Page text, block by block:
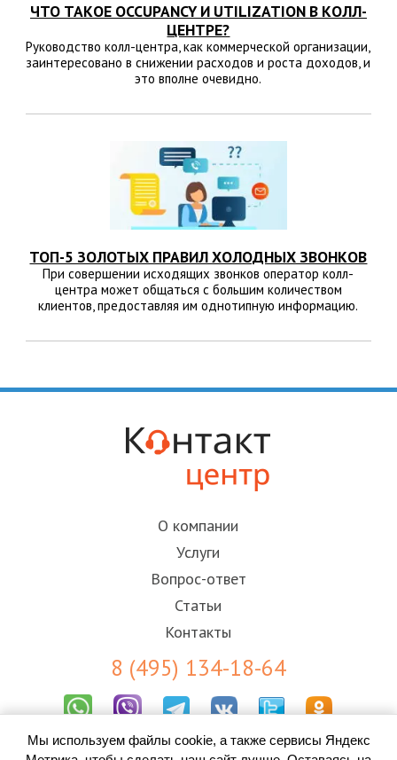
ЧТО ТАКОЕ OCCUPANCY И UTILIZATION В КОЛЛ-
ЦЕНТРЕ?
Руководство колл-центра, как коммерческой организации,
заинтересовано в снижении расходов и роста доходов, и
это вполне очевидно.
ТОП-5 ЗОЛОТЫХ ПРАВИЛ ХОЛОДНЫХ ЗВОНКОВ
При совершении исходящих звонков оператор колл-
центра может общаться с большим количеством
клиентов, предоставляя им однотипную информацию.
О компании
Услуги
Вопрос-ответ
Статьи
Контакты
8 (495) 134-18-64
Результаты СОУТ
Мы используем файлы cookie, а также сервисы Яндекс